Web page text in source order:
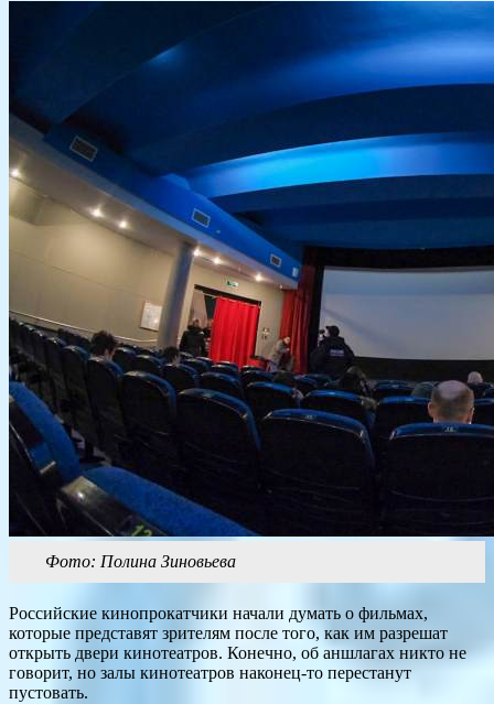
Фото: Полина Зиновьева
Российские кинопрокатчики начали думать о фильмах,
которые представят зрителям после того, как им разрешат
открыть двери кинотеатров. Конечно, об аншлагах никто не
говорит, но залы кинотеатров наконец-то перестанут
пустовать.